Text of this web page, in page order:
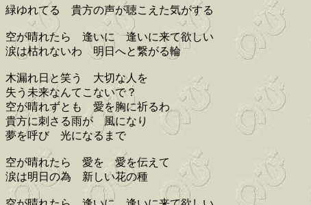
緑ゆれてる 貴方の声が聴こえた気がする
空が晴れたら 逢いに 逢いに来て欲しい
涙は枯れないわ 明日へと繋がる輪
木漏れ日と笑う 大切な人を
失う未来なんてこないで？
空が晴れずとも 愛を胸に祈るわ
貴方に刺さる雨が 風になり
夢を呼び 光になるまで
空が晴れたら 愛を 愛を伝えて
涙は明日の為 新しい花の種